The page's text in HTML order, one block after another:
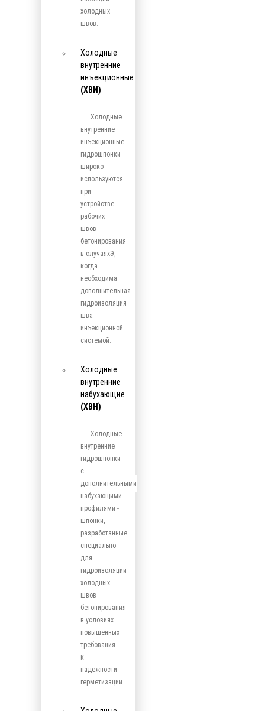
холодных
швов.
Холодные
внутренние
инъекционные
(ХВИ)
Холодные
внутренние
инъекционные
гидрошпонки
широко
используются
при
устройстве
рабочих
швов
бетонирования
в случаяхЭ,
когда
необходима
дополнительная
гидроизоляция
шва
инъекционной
системой.
Холодные
внутренние
набухающие
(ХВН)
Холодные
внутренние
гидрошпонки
с
дополнительными
набухающими
профилями -
шпонки,
разработанные
специально
для
гидроизоляции
холодных
швов
бетонирования
в условиях
повышенных
требования
к
надежности
герметизации.